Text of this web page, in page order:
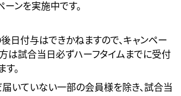
ーンを実施中です。
日付与はできかねますので、キャンペー
は試合当日必ずハーフタイムまでに受付
。
いていない一部の会員様を除き、試合当